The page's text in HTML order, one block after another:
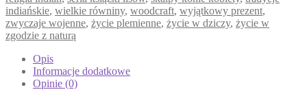
indiańskie, wielkie równiny, woodcraft, wyjątkowy prezent,
zwyczaje wojenne, życie plemienne, życie w dziczy, życie w
zgodzie z naturą
Opis
Informacje dodatkowe
Opinie (0)